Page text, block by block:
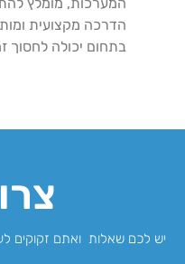
הדרכה מקצועית
בתחום יכולה לחסוך
יש לכם שאלות ואתם זקוקים